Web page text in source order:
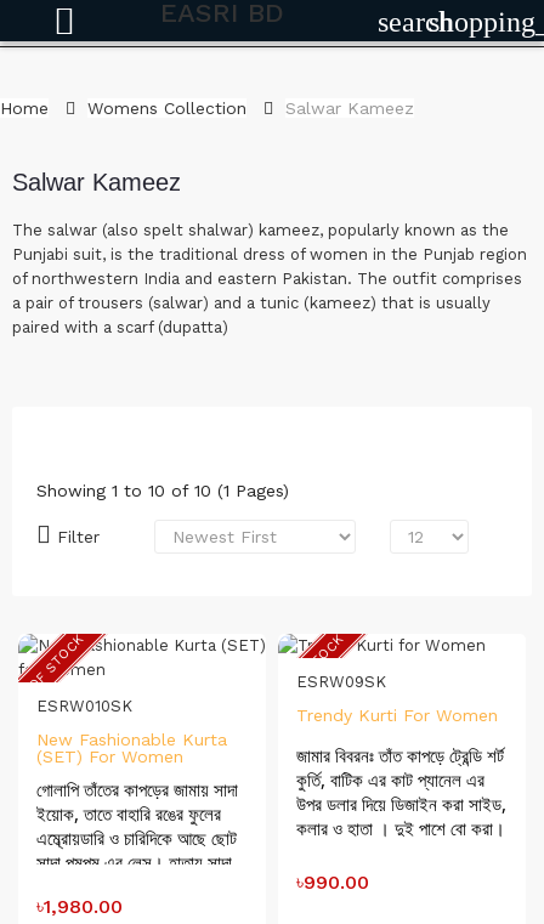
EASRI BD search
Home Womens Collection Salwar Kameez
Salwar Kameez
The salwar (also spelt shalwar) kameez, popularly known as the
Punjabi suit, is the traditional dress of women in the Punjab region
of northwestern India and eastern Pakistan. The outfit comprises
a pair of trousers (salwar) and a tunic (kameez) that is usually
paired with a scarf (dupatta)
Showing 1 to 10 of 10 (1 Pages)
Filter
OUT OF STOCK
ESRW010SK
New Fashionable Kurta
(SET) For Women
গোলাপি তাঁতের কাপড়ের জামায় সাদা
ইয়োক, তাতে বাহারি রঙের ফুলের
এম্ব্রোয়ডারি ও চারিদিকে আছে ছোট
সাদা পমপম এর লেস। হাতায় সাদা
ছোট সাদা পমপম এর লেস লাগানো।
৳1,980.00
OUT OF STOCK
ESRW09SK
Trendy Kurti For Women
জামার বিবরনঃ তাঁত কাপড়ে ট্রেন্ডি শর্ট
কুর্তি, বাটিক এর কাট প্যানেল এর
উপর ডলার দিয়ে ডিজাইন করা সাইড,
কলার ও হাতা । দুই পাশে বো করা।
জামার ঘেরঃ ৫৪” সালওয়ারঃ কফি রঙ
৳990.00